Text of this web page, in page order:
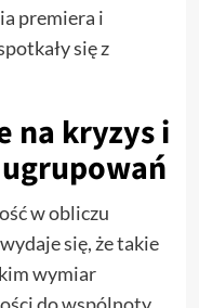
premiera i
się z
na kryzys i
w obliczu
się, że takie
wymiar
do wspólnoty